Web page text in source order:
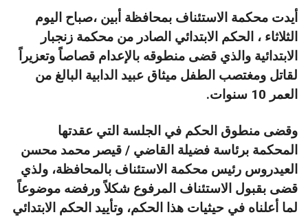
أيدت محكمة الاستئناف بمحافظة أبين ،صباح اليوم
الثلاثاء ، الحكم الابتدائي الصادر من محكمة زنجبار
الابتدائية والذي قضى منطوقه بالإعدام قصاصاً وتعزيراً
لقاتل ومغتصب الطفل ميثاق عبيد الدابية البالغ من
العمر 10 سنوات.
وقضى منطوق الحكم في الجلسة التي عقدتها
المحكمة برئاسة فضيلة القاضي / قيصر محمد محسن
العيدروس رئيس محكمة الاستئناف بالمحافظة، ولذي
قضى بقبول الاستئناف المرفوع شكلاً ورفضه موضوعاً
لما أعلناه في حيثيات هذا الحكم، وتأييد الحكم الابتدائي